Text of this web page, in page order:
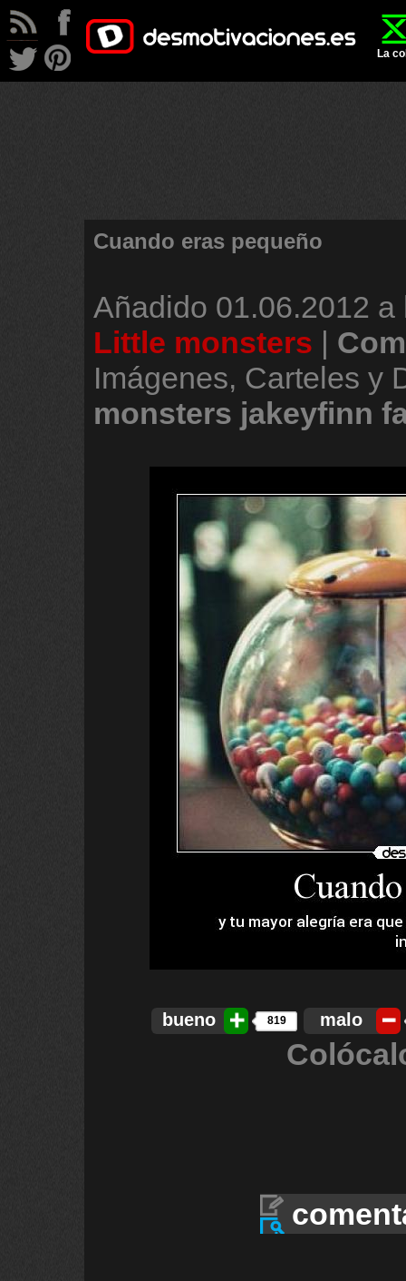
La
Cuando eras pequeño
Añadido 01.06.2012 a
Little monsters |
Imágenes, Carteles y
monsters jakeyfinn
bueno 819 malo